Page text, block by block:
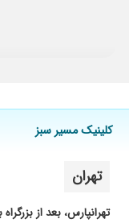
کلینیک مسیر سبز
تهران
تهرانپارس، بعد از بزرگراه